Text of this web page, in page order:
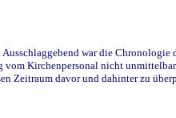
war die
vom Kirchenpersonal nicht
Zeitraum davor und dahinter zu